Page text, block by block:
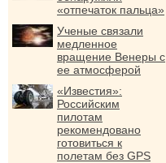
«отпечаток пальца»
Ученые связали
медленное
вращение Венеры с
ее атмосферой
«Известия»:
Российским
пилотам
рекомендовано
готовиться к
полетам без GPS